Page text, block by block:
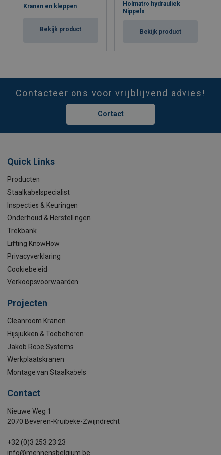
Kranen en kleppen
Bekijk product
Holmatro hydrauliek
Nippels
Bekijk product
Contacteer ons voor vrijblijvend advies!
Contact
Quick Links
Producten
Staalkabelspecialist
Inspecties & Keuringen
Onderhoud & Herstellingen
Trekbank
Lifting KnowHow
Privacyverklaring
Cookiebeleid
Verkoopsvoorwaarden
Projecten
Cleanroom Kranen
Hijsjukken & Toebehoren
Jakob Rope Systems
Werkplaatskranen
Montage van Staalkabels
Contact
Nieuwe Weg 1
2070 Beveren-Kruibeke-Zwijndrecht
+32 (0)3 253 23 23
info@mennensbelgium.be